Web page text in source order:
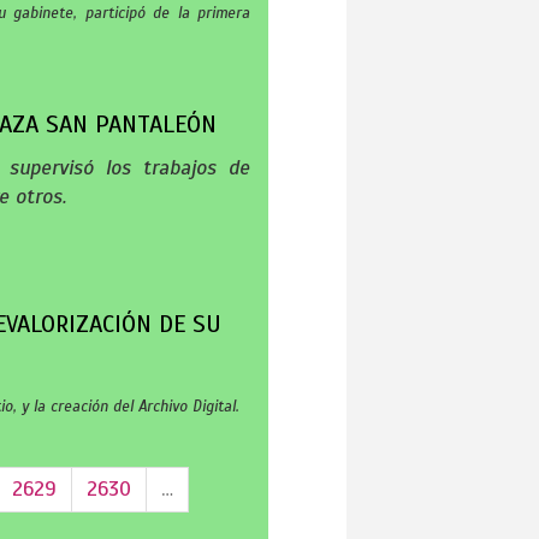
gabinete, participó de la primera
SAN PANTALEÓN
los trabajos de
otros.
DE SU
y la creación del Archivo Digital.
2629 2630
…